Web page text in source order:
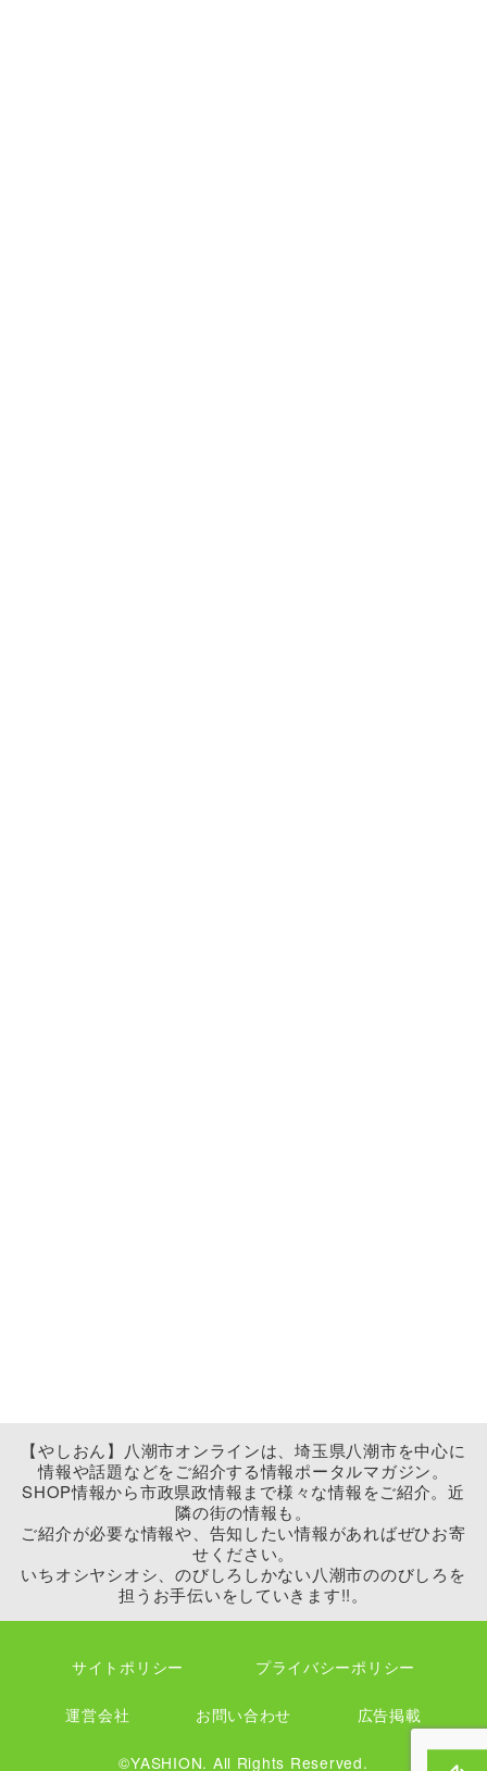
【やしおん】八潮市オンラインは、埼玉県八潮市を中心に
情報や話題などをご紹介する情報ポータルマガジン。
SHOP情報から市政県政情報まで様々な情報をご紹介。近
隣の街の情報も。
ご紹介が必要な情報や、告知したい情報があればぜひお寄
せください。
いちオシヤシオシ、のびしろしかない八潮市ののびしろを
担うお手伝いをしていきます!!。
サイトポリシー プライバシーポリシー
運営会社 お問い合わせ 広告掲載
©YASHION. All Rights Reserved.